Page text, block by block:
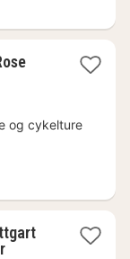
3
kr.
og cykelture